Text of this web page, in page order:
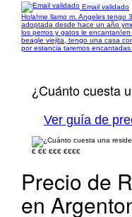
Email validado
Hola!me llamo m. Angeles tengo
adoptada desde hace un año
los perros y gatos le
beagle viejita, tengo una casa
por estancia taremos
¿Cuánto cuesta
Ver guía de
€ €€ €€€ €€€€
Precio de
en